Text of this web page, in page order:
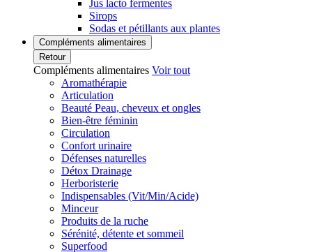
Jus lacto fermentes
Sirops
Sodas et pétillants aux plantes
Compléments alimentaires
Retour
Compléments alimentaires Voir tout
Aromathérapie
Articulation
Beauté Peau, cheveux et ongles
Bien-être féminin
Circulation
Confort urinaire
Défenses naturelles
Détox Drainage
Herboristerie
Indispensables (Vit/Min/Acide)
Minceur
Produits de la ruche
Sérénité, détente et sommeil
Superfood